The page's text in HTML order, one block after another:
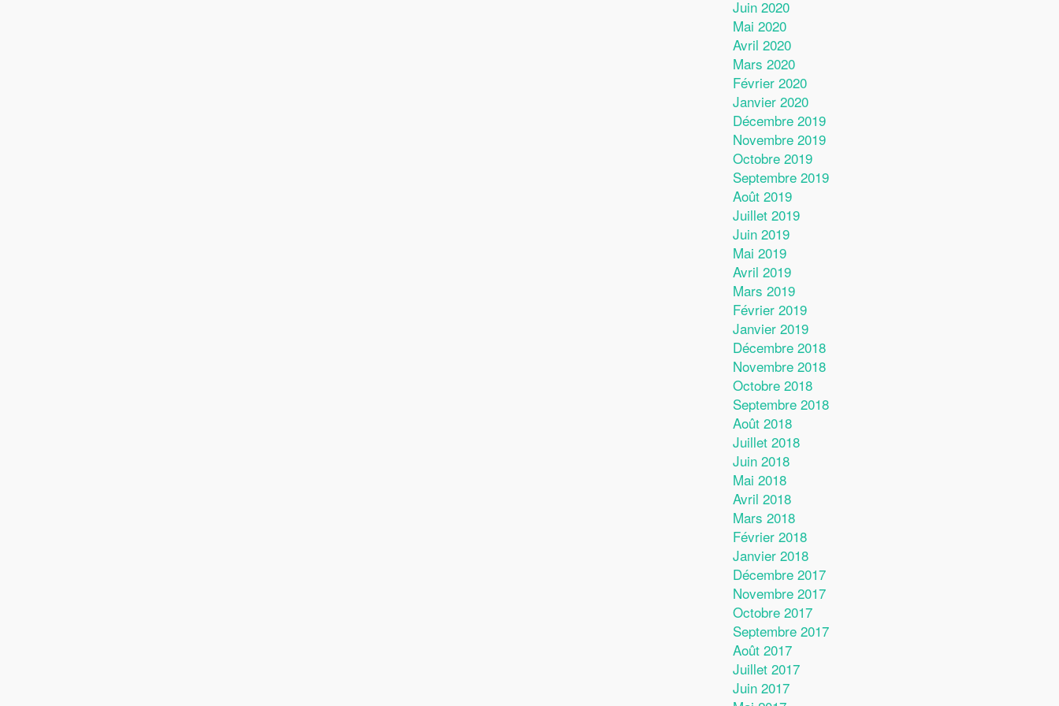
Juin 2020
Mai 2020
Avril 2020
Mars 2020
Février 2020
Janvier 2020
Décembre 2019
Novembre 2019
Octobre 2019
Septembre 2019
Août 2019
Juillet 2019
Juin 2019
Mai 2019
Avril 2019
Mars 2019
Février 2019
Janvier 2019
Décembre 2018
Novembre 2018
Octobre 2018
Septembre 2018
Août 2018
Juillet 2018
Juin 2018
Mai 2018
Avril 2018
Mars 2018
Février 2018
Janvier 2018
Décembre 2017
Novembre 2017
Octobre 2017
Septembre 2017
Août 2017
Juillet 2017
Juin 2017